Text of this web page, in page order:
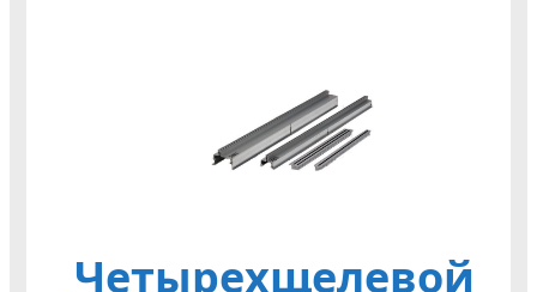
Четырехщелевой